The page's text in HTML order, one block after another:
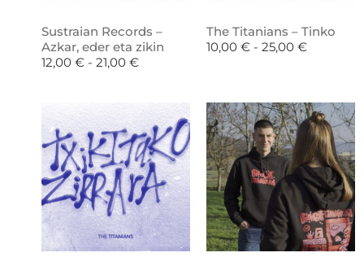
Sustraian Records –
Azkar, eder eta zikin
12,00 € - 21,00 €
The Titanians – Tinko
10,00 € - 25,00 €